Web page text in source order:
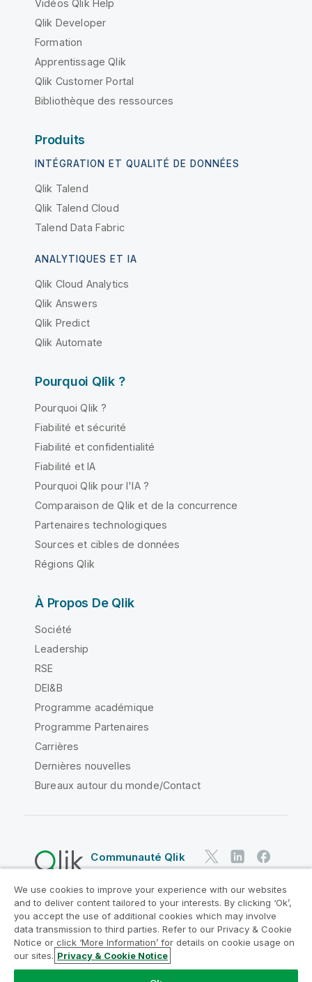
Vidéos Qlik Help
Qlik Developer
Formation
Apprentissage Qlik
Qlik Customer Portal
Bibliothèque des ressources
Produits
INTÉGRATION ET QUALITÉ DE DONNÉES
Qlik Talend
Qlik Talend Cloud
Talend Data Fabric
ANALYTIQUES ET IA
Qlik Cloud Analytics
Qlik Answers
Qlik Predict
Qlik Automate
Pourquoi Qlik ?
Pourquoi Qlik ?
Fiabilité et sécurité
Fiabilité et confidentialité
Fiabilité et IA
Pourquoi Qlik pour l'IA ?
Comparaison de Qlik et de la concurrence
Partenaires technologiques
Sources et cibles de données
Régions Qlik
À Propos De Qlik
Société
Leadership
RSE
DEI&B
Programme académique
Programme Partenaires
Carrières
Dernières nouvelles
Bureaux autour du monde/Contact
Communauté Qlik
Contrats juridiques
Conditions d'utilisation des produits
Legal Policies
Conditions légales
Conditions d'utilisation
Marques
Do Not Share My Info
We use cookies to improve your experience with our websites
and to deliver content tailored to your interests. By clicking ‘Ok’,
you accept the use of additional cookies which may involve
data transmission to third parties. Refer to our Privacy & Cookie
Notice or click ‘More Information’ for details on cookie usage on
our sites. Privacy & Cookie Notice